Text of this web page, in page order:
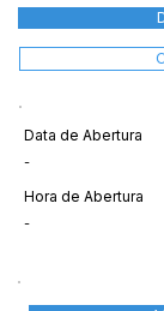
Data de Abertura
-
Hora de Abertura
-